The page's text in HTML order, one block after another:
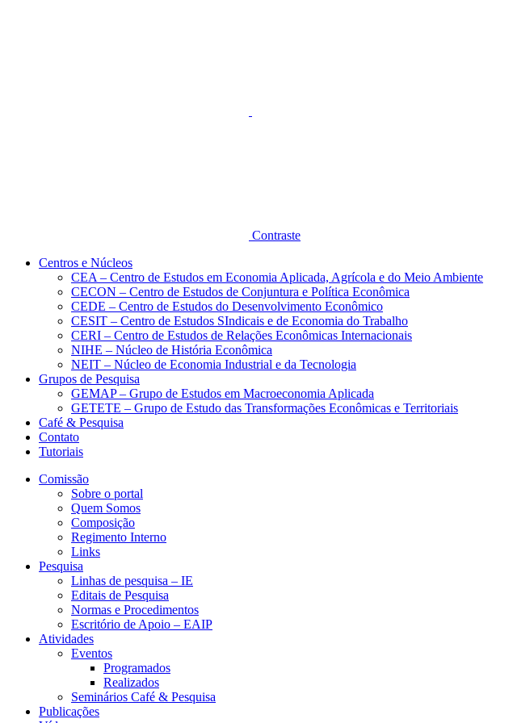
Contraste
Centros e Núcleos
CEA – Centro de Estudos em Economia Aplicada, Agrícola e do Meio Ambiente
CECON – Centro de Estudos de Conjuntura e Política Econômica
CEDE – Centro de Estudos do Desenvolvimento Econômico
CESIT – Centro de Estudos SIndicais e de Economia do Trabalho
CERI – Centro de Estudos de Relações Econômicas Internacionais
NIHE – Núcleo de História Econômica
NEIT – Núcleo de Economia Industrial e da Tecnologia
Grupos de Pesquisa
GEMAP – Grupo de Estudos em Macroeconomia Aplicada
GETETE – Grupo de Estudo das Transformações Econômicas e Territoriais
Café & Pesquisa
Contato
Tutoriais
Comissão
Sobre o portal
Quem Somos
Composição
Regimento Interno
Links
Pesquisa
Linhas de pesquisa – IE
Editais de Pesquisa
Normas e Procedimentos
Escritório de Apoio – EAIP
Atividades
Eventos
Programados
Realizados
Seminários Café & Pesquisa
Publicações